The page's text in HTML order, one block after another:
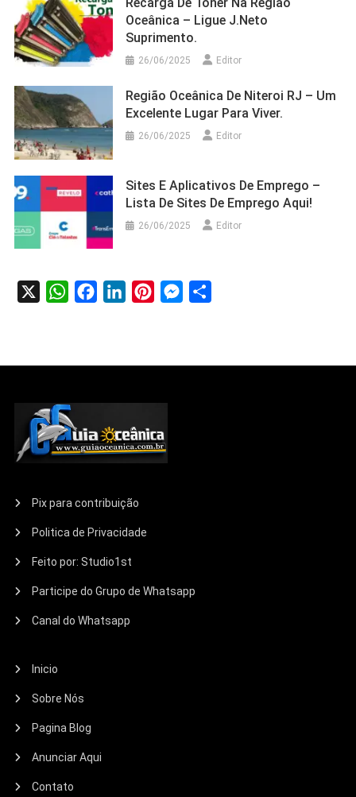
Oceânica – Ligue J.Neto
Suprimento.
26/06/2025 Editor
Região Oceânica De Niteroi RJ – Um
Excelente Lugar Para Viver.
26/06/2025 Editor
Sites E Aplicativos De Emprego –
Lista De Sites De Emprego Aqui!
26/06/2025 Editor
WhatsAppFacebookLinkedInPinterestMessenger
Pix para contribuição
Politica de Privacidade
Feito por: Studio1st
Participe do Grupo de Whatsapp
Canal do Whatsapp
Inicio
Sobre Nós
Pagina Blog
Anunciar Aqui
Contato